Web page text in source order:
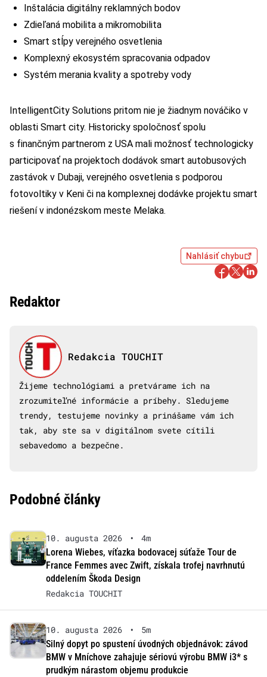
Inštalácia digitálny reklamných bodov
Zdieľaná mobilita a mikromobilita
Smart stĺpy verejného osvetlenia
Komplexný ekosystém spracovania odpadov
Systém merania kvality a spotreby vody
IntelligentCity Solutions pritom nie je žiadnym nováčiko v
oblasti Smart city. Historicky spoločnosť spolu
s finančným partnerom z USA mali možnosť technologicky
participovať na projektoch dodávok smart autobusových
zastávok v Dubaji, verejného osvetlenia s podporou
fotovoltiky v Keni či na komplexnej dodávke projektu smart
riešení v indonézskom meste Melaka.
Nahlásiť chybu
Redaktor
Redakcia TOUCHIT
Žijeme technológiami a pretvárame ich na
zrozumiteľné informácie a príbehy. Sledujeme
trendy, testujeme novinky a prinášame vám ich
tak, aby ste sa v digitálnom svete cítili
sebavedomo a bezpečne.
Podobné články
10. augusta 2026 •
4m
Lorena Wiebes, víťazka bodovacej súťaže Tour de
France Femmes avec Zwift, získala trofej navrhnutú
oddelením Škoda Design
Redakcia TOUCHIT
10. augusta 2026 •
5m
Silný dopyt po spustení úvodných objednávok: závod
BMW v Mníchove zahajuje sériovú výrobu BMW i3* s
prudkým nárastom objemu produkcie